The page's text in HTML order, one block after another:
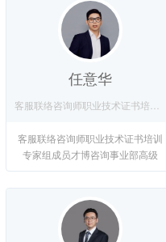
任意华
客服联络咨询师职业技术证书培训
专家组成员才博咨询事业部高级
咨...